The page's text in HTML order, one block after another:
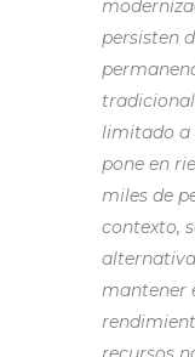
persisten
limitado a
pone en
miles de
contexto,
mantener